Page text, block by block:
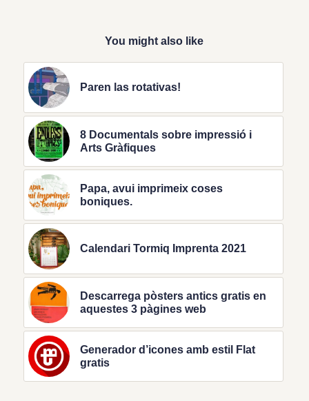
You might also like
Paren las rotativas!
8 Documentals sobre impressió i
Arts Gràfiques
Papa, avui imprimeix coses
boniques.
Calendari Tormiq Imprenta 2021
Descarrega pòsters antics gratis en
aquestes 3 pàgines web
Generador d’icones amb estil Flat
gratis